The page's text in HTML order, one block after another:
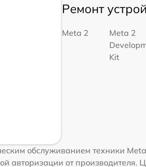
Ремонт
Meta 2
Meta 2
Kit
обслуживанием техники
авторизации от